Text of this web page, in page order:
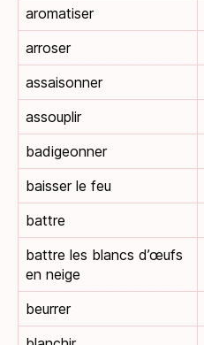
aromatiser
arroser
assaisonner
assouplir
badigeonner
baisser le feu
battre
battre les blancs d’œufs
en neige
beurrer